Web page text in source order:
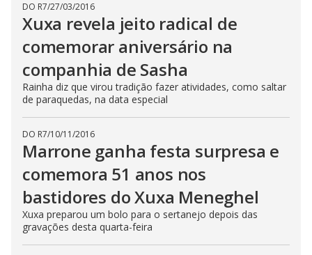
DO R7/27/03/2016
Xuxa revela jeito radical de
comemorar aniversário na
companhia de Sasha
Rainha diz que virou tradição fazer atividades, como saltar
de paraquedas, na data especial
DO R7/10/11/2016
Marrone ganha festa surpresa e
comemora 51 anos nos
bastidores do Xuxa Meneghel
Xuxa preparou um bolo para o sertanejo depois das
gravações desta quarta-feira